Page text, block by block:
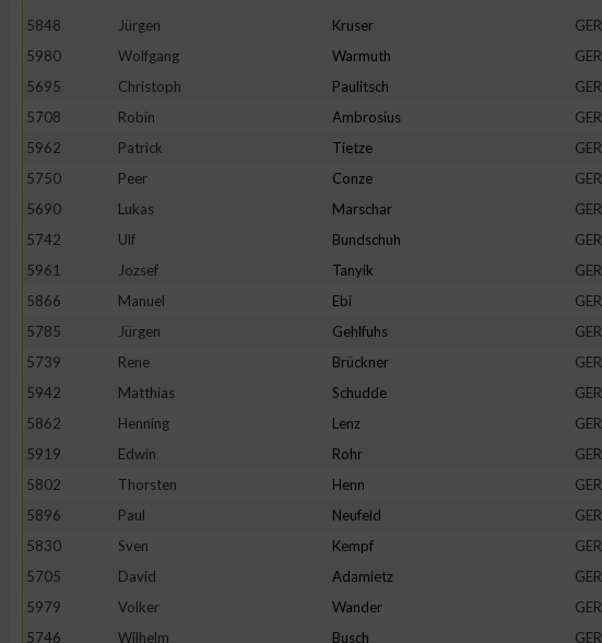
5848
Jürgen Kruser GER
5980
Wolfgang Warmuth GER
5695
Christoph Paulitsch GER
5708
Robin Ambrosius GER
5962
Patrick Tietze GER
5750
Peer Conze GER
5690
Lukas Marschar GER
5742
Ulf Bundschuh GER
5961
Jozsef Tanyik GER
5866
Manuel Ebi GER
5785
Jürgen Gehlfuhs GER
5739
Rene Brückner GER
5942
Matthias Schudde GER
5862
Henning Lenz GER
5919
Edwin Rohr GER
5802
Thorsten Henn GER
5896
Paul Neufeld GER
5830
Sven Kempf GER
5705
David Adamietz GER
5979
Volker Wander GER
5746
Wilhelm Busch GER
Verwendung von Profilen zur Auswahl personalisierter Inhalte
Messung der Werbeleistung
Messung der Performance von Inhalten
Analyse von Zielgruppen durch Statistiken oder Kombinationen von Daten aus
verschiedenen Quellen
Verwendung reduzierter Daten zur Auswahl von Inhalten
Verwendung genauer Standortdaten
Geräte anhand von aktiv angeforderten Informationen identifizieren